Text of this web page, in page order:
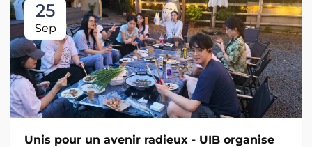
25
Sep
Unis pour un avenir radieux - UIB organise